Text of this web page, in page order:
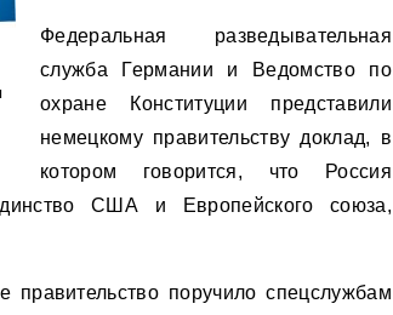
Федеральная разведывательная
служба Германии и Ведомство по
охране Конституции представили
немецкому правительству доклад, в
котором говорится, что Россия
США и Европейского союза,
правительство поручило спецслужбам